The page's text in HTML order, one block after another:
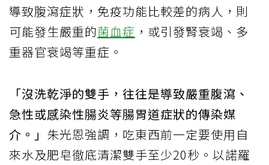
導致腹瀉症狀，免疫功能比較差的病人，則
可能發生嚴重的菌血症 ，或引發腎衰竭、多
重器官衰竭等重症。
「沒洗乾淨的雙手，往往是導致嚴重腹瀉、
急性或感染性腸炎等腸胃道症狀的傳染媒
介。」 朱光恩強調，吃東西前一定要使用自
來水及肥皂徹底清潔雙手至少20秒。以諾羅